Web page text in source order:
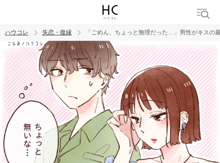
トレンド ワード
都合のいい女
ハウコレ 失恋・復縁 「ごめん、ちょっと無理だった…」男性がキスの